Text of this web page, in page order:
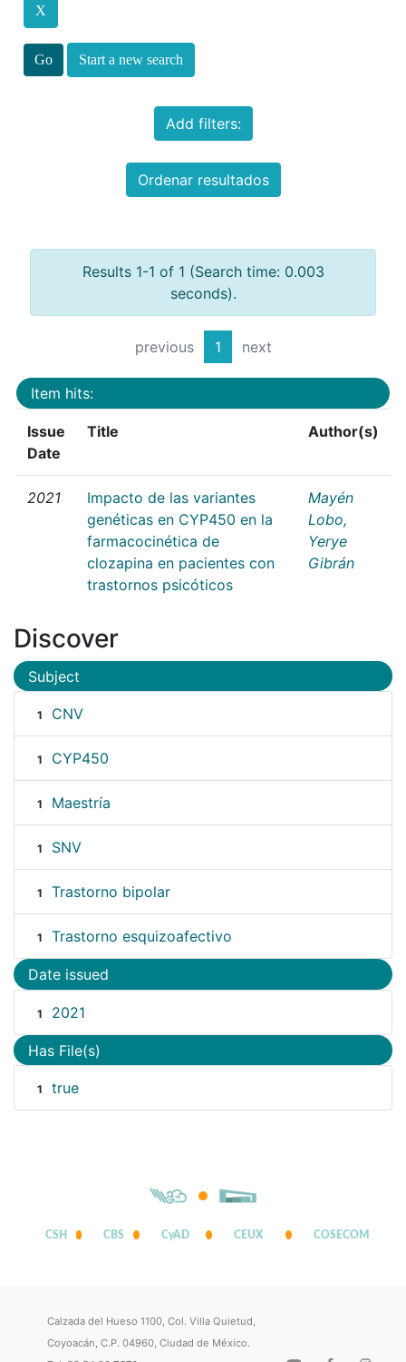
Start a new search
Add filters:
Ordenar resultados
Results 1-1 of 1 (Search time: 0.003
seconds).
previous 1 next
Item hits:
Issue
Date
Title Author(s)
2021
Impacto de las variantes
genéticas en CYP450 en la
farmacocinética de
clozapina en pacientes con
trastornos psicóticos
Mayén
Lobo,
Yerye
Gibrán
Discover
Subject
1 CNV
1 CYP450
1 Maestría
1 SNV
1 Trastorno bipolar
1 Trastorno esquizoafectivo
Date issued
1 2021
Has File(s)
1 true
CSH CBS CyAD CEUX COSECOM
Calzada del Hueso 1100, Col. Villa Quietud,
Coyoacán, C.P. 04960, Ciudad de México.